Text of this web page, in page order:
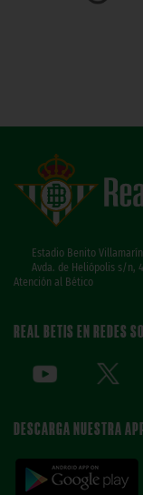
Estadio Benito Villamarín
Avda. de Heliópolis s/n,
Atención al Bético
REAL BETIS EN REDES
DESCARGA NUESTRA